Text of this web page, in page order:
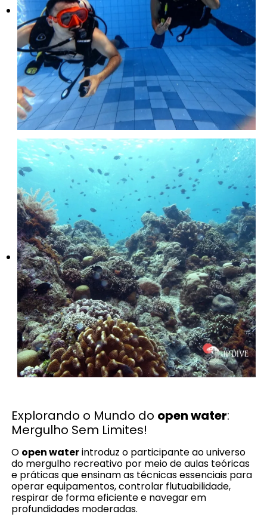
Explorando o Mundo do open water:
Mergulho Sem Limites!
O open waterintroduz o participante ao universo
do mergulho recreativo por meio de aulas teóricas
e práticas que ensinam as técnicas essenciais para
operar equipamentos, controlar flutuabilidade,
respirar de forma eficiente e navegar em
profundidades moderadas.